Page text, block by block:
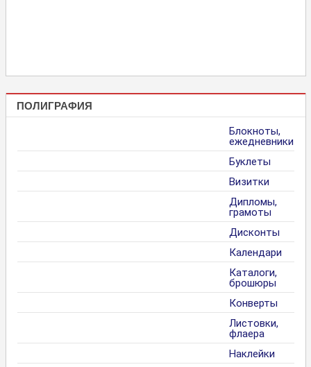
ПОЛИГРАФИЯ
Блокноты,
ежедневники
Буклеты
Визитки
Дипломы,
грамоты
Дисконты
Календари
Каталоги,
брошюры
Конверты
Листовки,
флаера
Наклейки